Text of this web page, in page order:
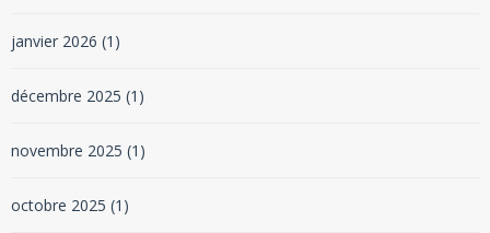
janvier 2026 (1)
décembre 2025 (1)
novembre 2025 (1)
octobre 2025 (1)